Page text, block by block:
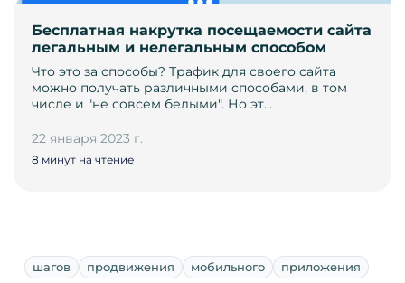
Бесплатная накрутка посещаемости сайта
легальным и нелегальным способом
Что это за способы? Трафик для своего сайта
можно получать различными способами, в том
числе и "не совсем белыми". Но эт…
22 января 2023 г.
8 минут на чтение
шагов продвижения мобильного приложения